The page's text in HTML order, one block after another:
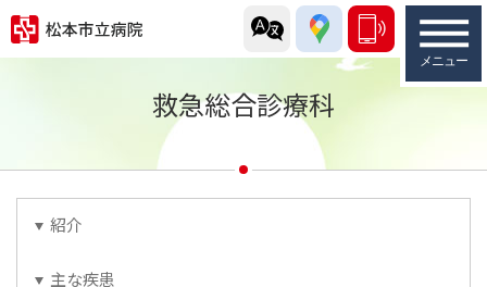
救急総合診療科
紹介
主な疾患